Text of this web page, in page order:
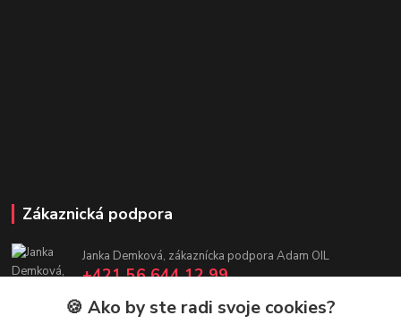
Zákaznická podpora
Janka Demková, zákaznícka podpora Adam OIL
+421 56 644 12 99
🍪 Ako by ste radi svoje cookies?